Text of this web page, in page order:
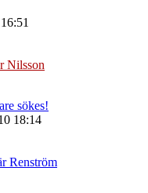
Nilsson
sökes!
18:14
Renström